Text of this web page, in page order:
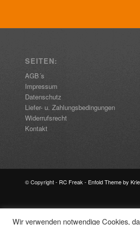
SEITEN:
AGB´s
Impressum
Datenschutz
Liefer- u. Zahlungsbedingungen
Widerrufsrecht
Kontakt
© Copyright - RC Freak - Enfold Theme by
Wir verwenden notwendige Cookies,